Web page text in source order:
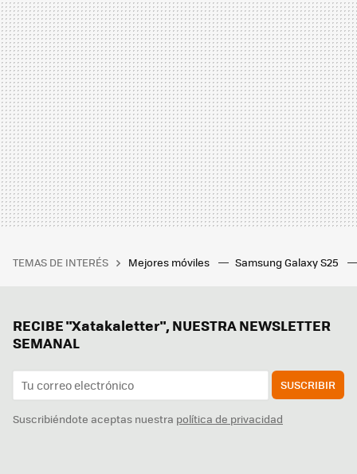
TEMAS DE INTERÉS Mejores móviles Samsung Galaxy S25
RECIBE "Xatakaletter", NUESTRA NEWSLETTER
SEMANAL
SUSCRIBIR
Suscribiéndote aceptas nuestra política de privacidad